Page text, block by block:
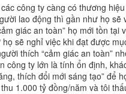
công ty càng có thương
lao động thì gần như họ
giác an toàn” họ mới tồn
sẽ nghỉ việc khi đạt được
thích “cảm giác an toàn”
công ty lớn là tính ổn định,
thích đổi mới sáng tạo” để
1.000 tỷ đồng/năm và tôi